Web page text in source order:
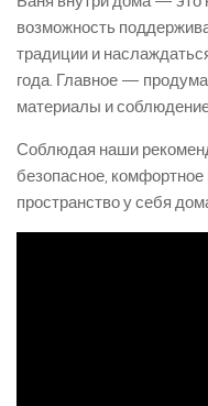
возможность
традиции и
года. Главное —
материалы и
Соблюдая наши
безопасное,
пространство у себя